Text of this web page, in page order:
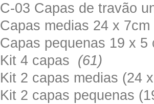
C-03 Capas de travão
Capas medias 24 x 7cm
Capas pequenas 19 x 5
Kit 4 capas (61)
Kit 2 capas medias (24
Kit 2 capas pequenas